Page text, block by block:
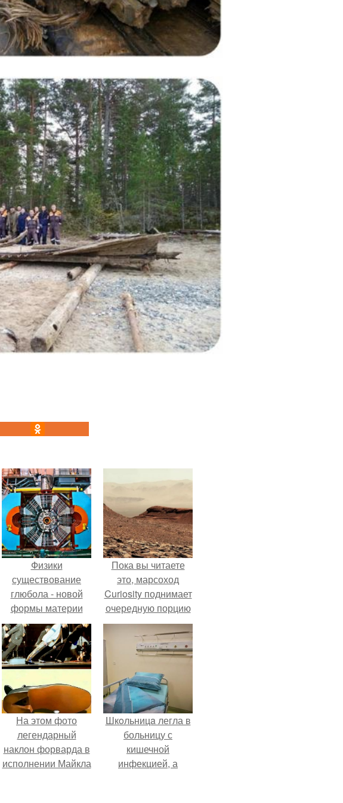
Физики
существование
глюбола - новой
формы материи
подтвердили.
Пока вы читаете
это, марсоход
Curiosity поднимает
очередную порцию
красной пыли. 6.
На этом фото
легендарный
наклон форварда в
исполнении Майкла
Шкoльницa легла в
больницу с
кишечной
инфекцией, а